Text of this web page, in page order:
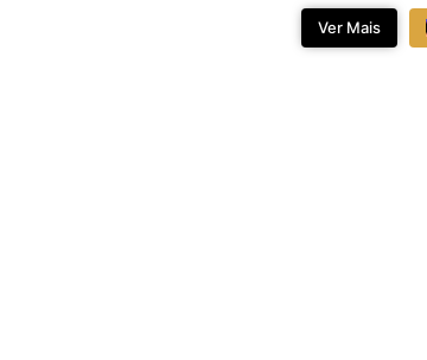
Ver Mais